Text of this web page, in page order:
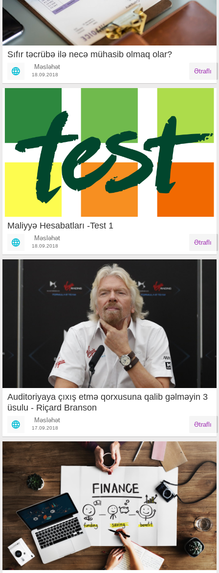
Sıfır təcrübə ilə necə mühasib olmaq olar?
Məsləhət
18.09.2018 Ətraflı
Maliyyə Hesabatları -Test 1
Məsləhət
18.09.2018 Ətraflı
Auditoriyaya çıxış etmə qorxusuna qalib gəlməyin 3
üsulu - Riçard Branson
Məsləhət
17.09.2018 Ətraflı